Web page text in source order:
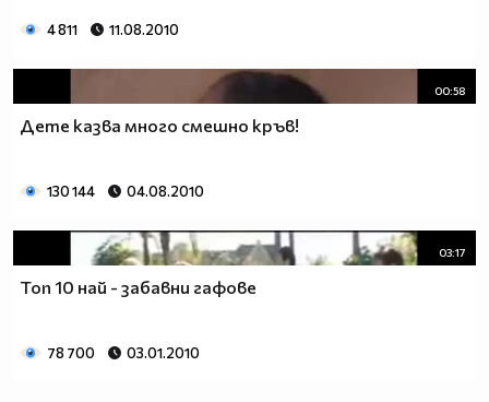
4 811 11.08.2010
00:58
Дете казва много смешно кръв!
130 144 04.08.2010
03:17
Топ 10 най - забавни гафове
78 700 03.01.2010